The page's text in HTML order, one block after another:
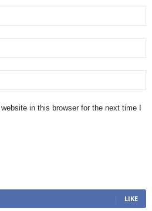
in this browser for the next time I
LIKE